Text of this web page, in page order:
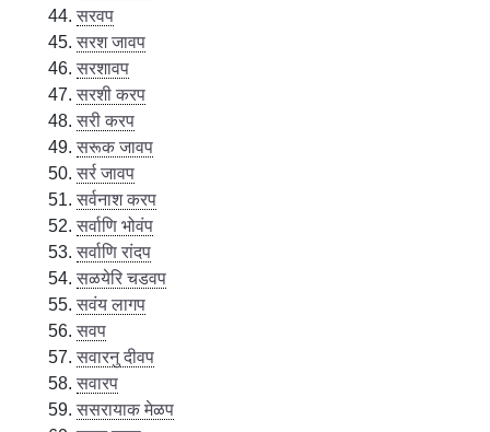
सरवप
सरश जावप
सरशावप
सरशी करप
सरी करप
सरूक जावप
सर्र जावप
सर्वनाश करप
सर्वाणि भोवंप
सर्वाणि रांदप
सळयेरि चडवप
सवंय लागप
सवप
सवारनु दीवप
सवारप
ससरायाक मेळप